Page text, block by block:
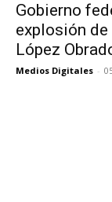
Gobierno
explosión
López
Medios Digitales -